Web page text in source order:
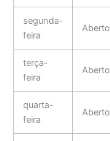
segunda-
feira
Aberto
terça-
feira
Aberto
quarta-
feira
Aberto